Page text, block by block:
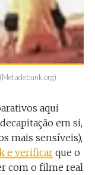
aqui
em si,
mais sensíveis),
e verificarque o
com o filme real